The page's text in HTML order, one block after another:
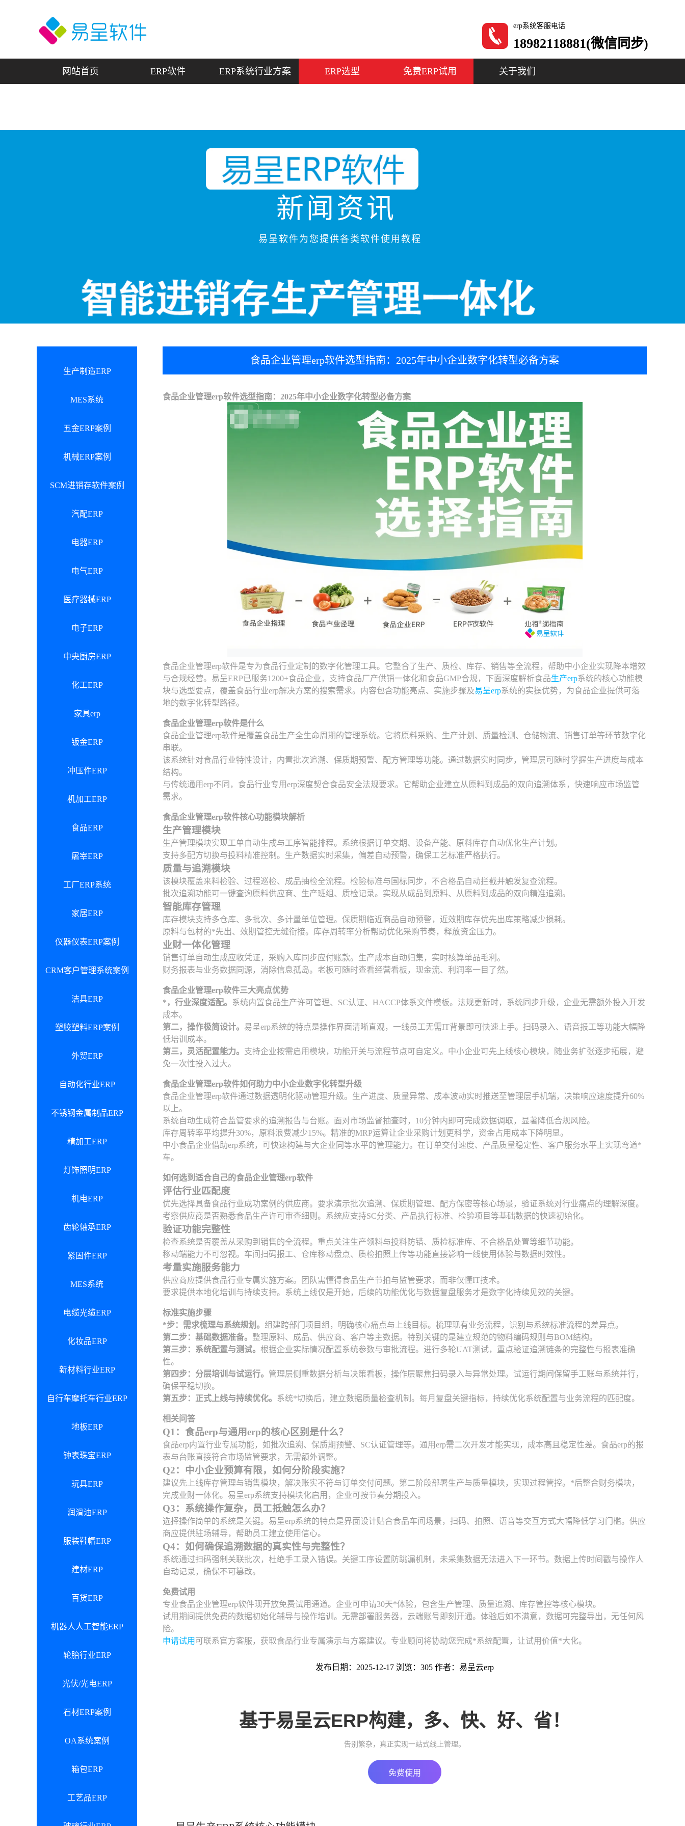
erp系统客服电话
18982118881(微信同步)
网站首页 ERP软件 ERP系统行业方案 ERP选型 免费ERP试用 关于我们
新闻资讯
易呈软件为您提供各类软件使用教程
生产制造ERP
MES系统
五金ERP案例
机械ERP案例
SCM进销存软件案例
汽配ERP
电器ERP
电气ERP
医疗器械ERP
电子ERP
中央厨房ERP
化工ERP
家具erp
钣金ERP
冲压件ERP
机加工ERP
食品ERP
屠宰ERP
工厂ERP系统
家居ERP
仪器仪表ERP案例
CRM客户管理系统案例
洁具ERP
塑胶塑料ERP案例
外贸ERP
自动化行业ERP
不锈钢金属制品ERP
精加工ERP
灯饰照明ERP
机电ERP
齿轮轴承ERP
紧固件ERP
MES系统
电缆光缆ERP
化妆品ERP
新材料行业ERP
自行车摩托车行业ERP
地板ERP
钟表珠宝ERP
玩具ERP
润滑油ERP
服装鞋帽ERP
建材ERP
百货ERP
机器人人工智能ERP
轮胎行业ERP
光伏/光电ERP
石材ERP案例
OA系统案例
箱包ERP
工艺品ERP
食品企业管理erp软件选型指南：2025年中小企业数字化转型必备方案
食品企业管理erp软件选型指南：2025年中小企业数字化转型必备方案
食品企业管理erp软件是专为食品行业定制的数字化管理工具。它整合了生产、质检、库存、销售等全流程，帮助中小企业实现降本增效
与合规经营。易呈ERP已服务1200+食品企业，支持食品厂产供销一体化和食品GMP合规，下面深度解析食品生产erp系统的核心功能模
块与选型要点，覆盖食品行业erp解决方案的搜索需求。内容包含功能亮点、实施步骤及易呈erp系统的实操优势，为食品企业提供可落
地的数字化转型路径。
食品企业管理erp软件是什么
食品企业管理erp软件是覆盖食品生产全生命周期的管理系统。它将原料采购、生产计划、质量检测、仓储物流、销售订单等环节数字化
串联。
该系统针对食品行业特性设计，内置批次追溯、保质期预警、配方管理等功能。通过数据实时同步，管理层可随时掌握生产进度与成本
结构。
与传统通用erp不同，食品行业专用erp深度契合食品安全法规要求。它帮助企业建立从原料到成品的双向追溯体系，快速响应市场监管
需求。
食品企业管理erp软件核心功能模块解析
生产管理模块
生产管理模块实现工单自动生成与工序智能排程。系统根据订单交期、设备产能、原料库存自动优化生产计划。
支持多配方切换与投料精准控制。生产数据实时采集，偏差自动预警，确保工艺标准严格执行。
质量与追溯模块
该模块覆盖来料检验、过程巡检、成品抽检全流程。检验标准与国标同步，不合格品自动拦截并触发复查流程。
批次追溯功能可一键查询原料供应商、生产班组、质检记录。实现从成品到原料、从原料到成品的双向精准追溯。
智能库存管理
库存模块支持多仓库、多批次、多计量单位管理。保质期临近商品自动预警，近效期库存优先出库策略减少损耗。
原料与包材的*先出、效期管控无缝衔接。库存周转率分析帮助优化采购节奏，释放资金压力。
业财一体化管理
销售订单自动生成应收凭证，采购入库同步应付账款。生产成本自动归集，实时核算单品毛利。
财务报表与业务数据同源，消除信息孤岛。老板可随时查看经营看板，现金流、利润率一目了然。
食品企业管理erp软件三大亮点优势
*，行业深度适配。
系统内置食品生产许可管理、SC认证、HACCP体系文件模板。法规更新时，系统同步升级，企业无需额外投入开发
成本。
第二，操作极简设计。 易呈erp系统的特点是操作界面清晰直观，一线员工无需IT背景即可快速上手。扫码录入、语音报工等功能大幅降
低培训成本。
第三，灵活配置能力。 支持企业按需启用模块，功能开关与流程节点可自定义。中小企业可先上线核心模块，随业务扩张逐步拓展，避
免一次性投入过大。
食品企业管理erp软件如何助力中小企业数字化转型升级
食品企业管理erp软件通过数据透明化驱动管理升级。生产进度、质量异常、成本波动实时推送至管理层手机端，决策响应速度提升60%
以上。
系统自动生成符合监管要求的追溯报告与台账。面对市场监督抽查时，10分钟内即可完成数据调取，显著降低合规风险。
库存周转率平均提升30%，原料浪费减少15%。精准的MRP运算让企业采购计划更科学，资金占用成本下降明显。
中小食品企业借助erp系统，可快速构建与大企业同等水平的管理能力。在订单交付速度、产品质量稳定性、客户服务水平上实现弯道*
车。
如何选到适合自己的食品企业管理erp软件
评估行业匹配度
优先选择具备食品行业成功案例的供应商。要求演示批次追溯、保质期管理、配方保密等核心场景，验证系统对行业痛点的理解深度。
考察供应商是否熟悉食品生产许可审查细则。系统应支持SC分类、产品执行标准、检验项目等基础数据的快速初始化。
验证功能完整性
检查系统是否覆盖从采购到销售的全流程。重点关注生产领料与投料防错、质检标准库、不合格品处置等细节功能。
移动端能力不可忽视。车间扫码报工、仓库移动盘点、质检拍照上传等功能直接影响一线使用体验与数据时效性。
考量实施服务能力
供应商应提供食品行业专属实施方案。团队需懂得食品生产节拍与监管要求，而非仅懂IT技术。
要求提供本地化培训与持续支持。系统上线仅是开始，后续的功能优化与数据复盘服务才是数字化持续见效的关键。
标准实施步骤
*步：需求梳理与系统规划。 组建跨部门项目组，明确核心痛点与上线目标。梳理现有业务流程，识别与系统标准流程的差异点。
第二步：基础数据准备。 整理原料、成品、供应商、客户等主数据。特别关键的是建立规范的物料编码规则与BOM结构。
第三步：系统配置与测试。 根据企业实际情况配置系统参数与审批流程。进行多轮UAT测试，重点验证追溯链条的完整性与报表准确
性。
第四步：分层培训与试运行。 管理层侧重数据分析与决策看板，操作层聚焦扫码录入与异常处理。试运行期间保留手工账与系统并行，
确保平稳切换。
第五步：正式上线与持续优化。
系统*切换后，建立数据质量检查机制。每月复盘关键指标，持续优化系统配置与业务流程的匹配度。
相关问答
Q1：食品erp与通用erp的核心区别是什么？
食品erp内置行业专属功能，如批次追溯、保质期预警、SC认证管理等。通用erp需二次开发才能实现，成本高且稳定性差。食品erp的报
表与台账直接符合市场监管要求，无需额外调整。
Q2：中小企业预算有限，如何分阶段实施？
建议先上线库存管理与销售模块，解决账实不符与订单交付问题。第二阶段部署生产与质量模块，实现过程管控。*后整合财务模块，
完成业财一体化。易呈erp系统支持模块化启用，企业可按节奏分期投入。
Q3：系统操作复杂，员工抵触怎么办？
选择操作简单的系统是关键。易呈erp系统的特点是界面设计贴合食品车间场景，扫码、拍照、语音等交互方式大幅降低学习门槛。供应
商应提供驻场辅导，帮助员工建立使用信心。
Q4：如何确保追溯数据的真实性与完整性？
系统通过扫码强制关联批次，杜绝手工录入错误。关键工序设置防跳漏机制，未采集数据无法进入下一环节。数据上传时间戳与操作人
自动记录，确保不可篡改。
免费试用
专业食品企业管理erp软件现开放免费试用通道。企业可申请30天*体验，包含生产管理、质量追溯、库存管控等核心模块。
试用期间提供免费的数据初始化辅导与操作培训。无需部署服务器，云端账号即刻开通。体验后如不满意，数据可完整导出，无任何风
险。
申请试用 可联系官方客服，获取食品行业专属演示与方案建议。专业顾问将协助您完成*系统配置，让试用价值*大化。
发布日期：2025-12-17 浏览：305 作者：易呈云erp
基于易呈云ERP构建，多、快、好、省！
告别繁杂，真正实现一站式线上管理。
免费使用